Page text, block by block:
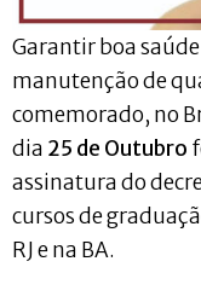
Garantir boa
manutenção de
comemorado, no
dia 25 de Outubro
assinatura do
cursos de
RJ e na BA.